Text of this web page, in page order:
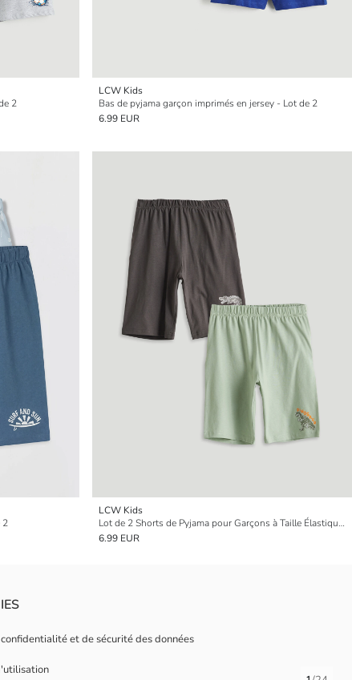
2
LCW Kids
Bas de pyjama garçon imprimés en jersey - Lot de 2
6.99 EUR
2
LCW Kids
Lot de 2 Shorts de Pyjama pour Garçons à Taille Élastiquée
6.99 EUR
et de sécurité des données